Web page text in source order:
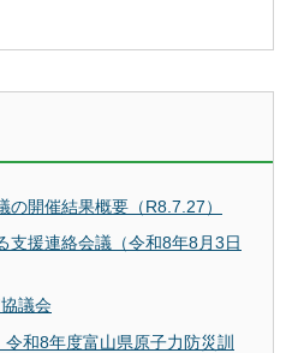
開催結果概要（R8.7.27）
支援連絡会議（令和8年8月3日
議会
令和8年度富山県原子力防災訓